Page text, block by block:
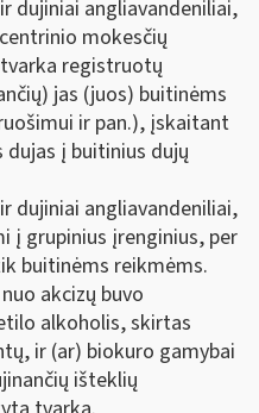
dujiniai angliavandeniliai,
mokesčių
registruotų
jas (juos) buitinėms
ir pan.), įskaitant
į buitinius dujų
dujiniai angliavandeniliai,
grupinius įrenginius, per
buitinėms reikmėms.
akcizų buvo
alkoholis, skirtas
ir (ar) biokuro gamybai
išteklių